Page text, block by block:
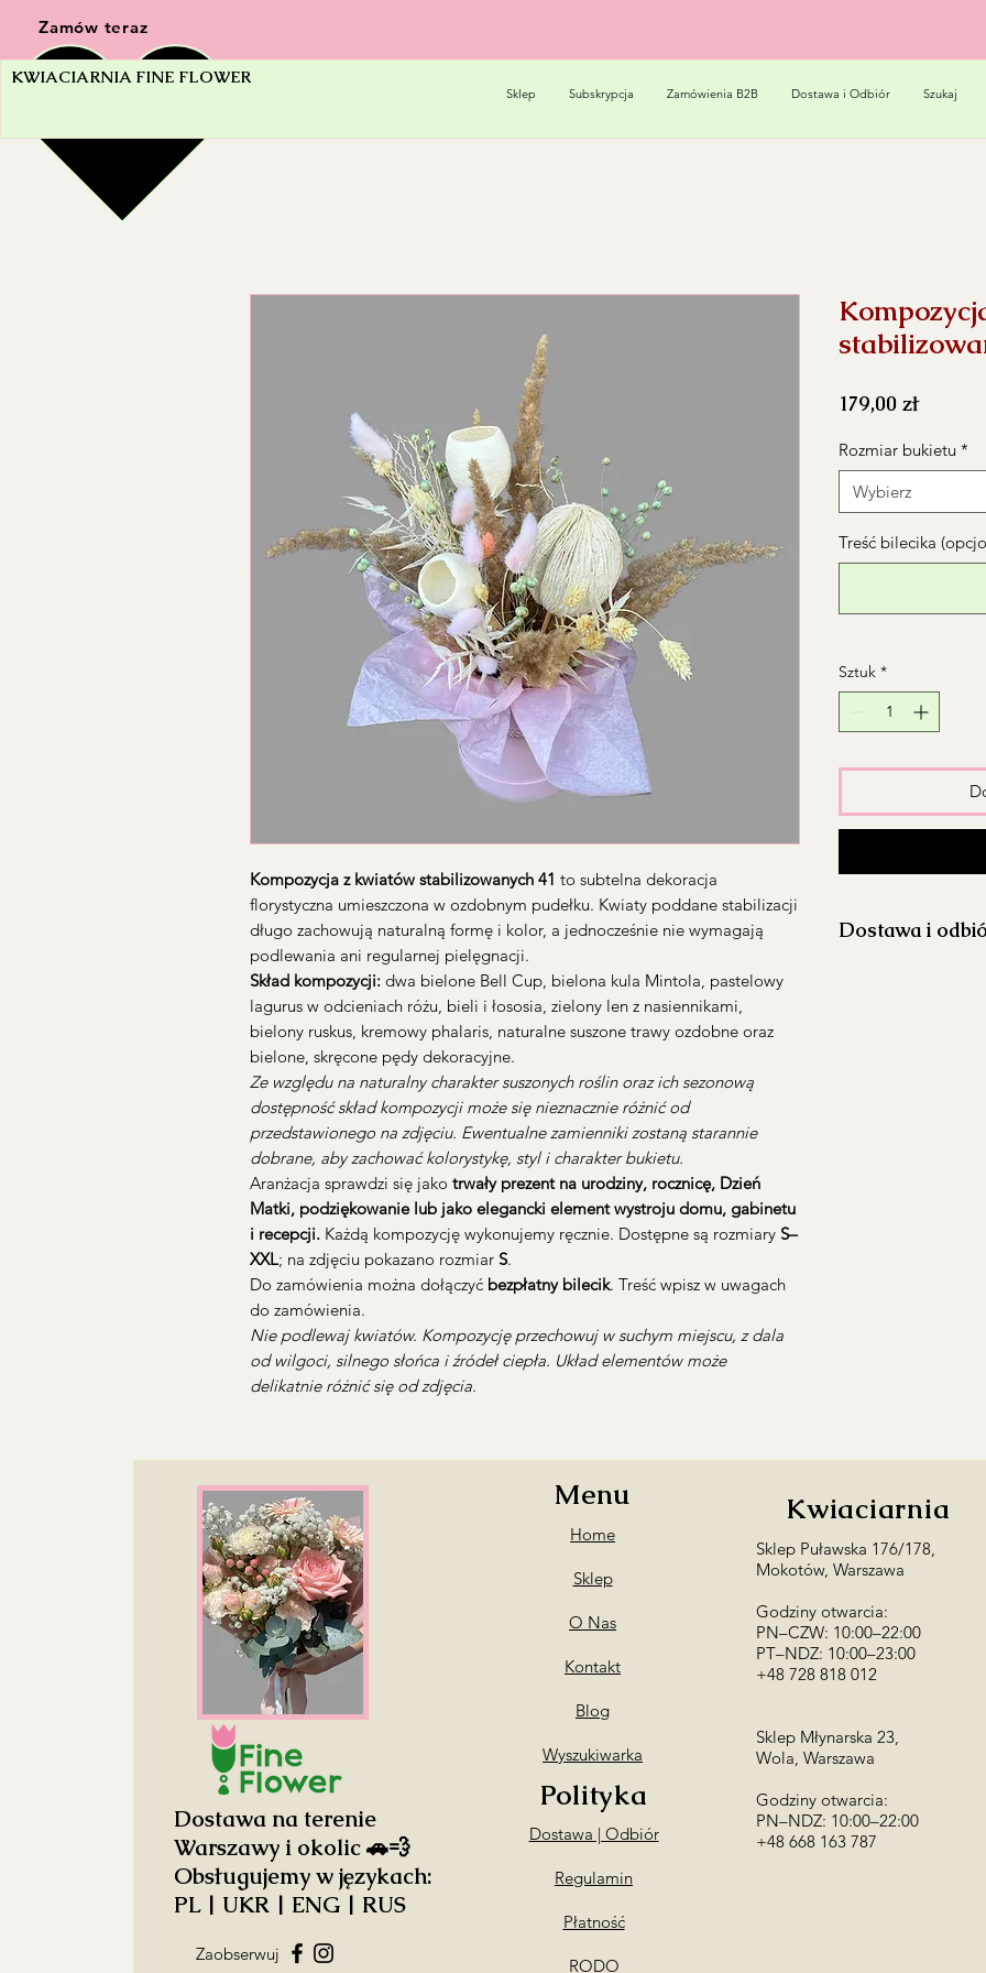
Zamów teraz
KWIACIARNIA FINE FLOWER
Sklep Subskrypcja Zamówienia B2B Dostawa i Odbiór Szukaj
Kompozycja z kwiatów stabilizowanych 41 to subtelna dekoracja
florystyczna umieszczona w ozdobnym pudełku. Kwiaty poddane stabilizacji
długo zachowują naturalną formę i kolor, a jednocześnie nie wymagają
podlewania ani regularnej pielęgnacji.
Skład kompozycji: dwa bielone Bell Cup, bielona kula Mintola, pastelowy
lagurus w odcieniach różu, bieli i łososia, zielony len z nasiennikami,
bielony ruskus, kremowy phalaris, naturalne suszone trawy ozdobne oraz
bielone, skręcone pędy dekoracyjne.
Ze względu na naturalny charakter suszonych roślin oraz ich sezonową
dostępność skład kompozycji może się nieznacznie różnić od
przedstawionego na zdjęciu. Ewentualne zamienniki zostaną starannie
dobrane, aby zachować kolorystykę, styl i charakter bukietu.
Aranżacja sprawdzi się jako trwały prezent na urodziny, rocznicę, Dzień
Matki, podziękowanie lub jako elegancki element wystroju domu, gabinetu
i recepcji. Każdą kompozycję wykonujemy ręcznie. Dostępne są rozmiary S–
XXL; na zdjęciu pokazano rozmiar S.
Do zamówienia można dołączyć bezpłatny bilecik. Treść wpisz w uwagach
do zamówienia.
Nie podlewaj kwiatów. Kompozycję przechowuj w suchym miejscu, z dala
od wilgoci, silnego słońca i źródeł ciepła. Układ elementów może
delikatnie różnić się od zdjęcia.
179,00 złCena
Rozmiar bukietu *
Wybierz
Treść bilecika
Sztuk *
Dostawa i
Dostawa na terenie
Warszawy i okolic 🚗💨
Obsługujemy w językach:
PL | UKR | ENG | RUS
Zaobserwuj
Menu
Home
Sklep
O Nas
Kontakt
Blog
Wyszukiwarka
Polityka
Dostawa | Odbiór
Regulamin
Płatność
RODO
Kwiaciarnia
Sklep Puławska 176/178,
Mokotów, Warszawa
Godziny otwarcia:
PN–CZW: 10:00–22:00
PT–NDZ: 10:00–23:00
+48 728 818 012
Sklep Młynarska 23,
Wola, Warszawa
Godziny otwarcia:
PN–NDZ: 10:00–22:00
​+48 668 163 787